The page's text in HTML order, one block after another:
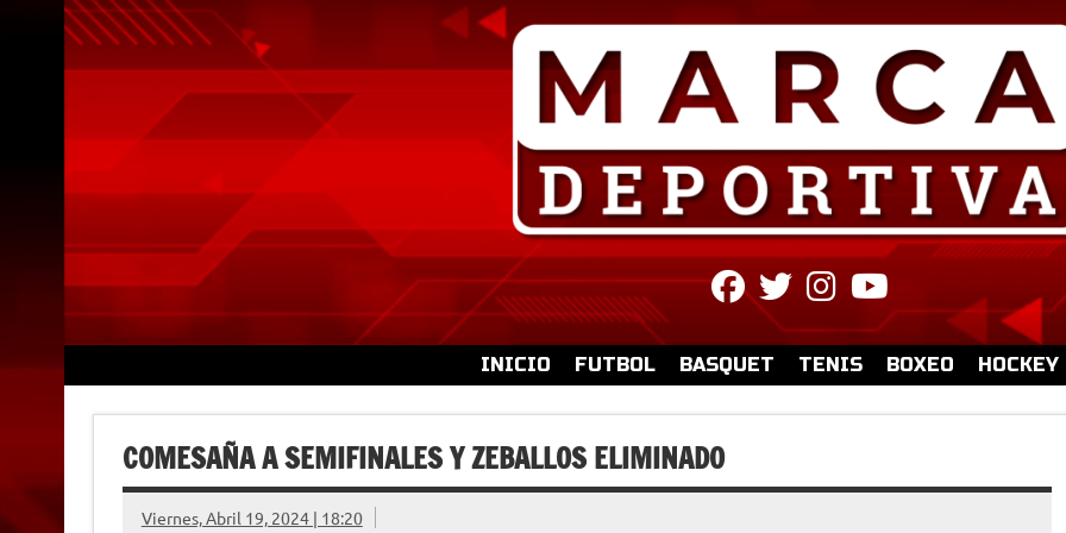
fab
fa-
facebook
fab
fa-
twitter
fab
fa-
instagram
fa-
youtube
INICIO FUTBOL BASQUET TENIS BOXEO HOCKEY
COMESAÑA A SEMIFINALES Y ZEBALLOS ELIMINADO
Viernes, Abril 19, 2024 | 18:20